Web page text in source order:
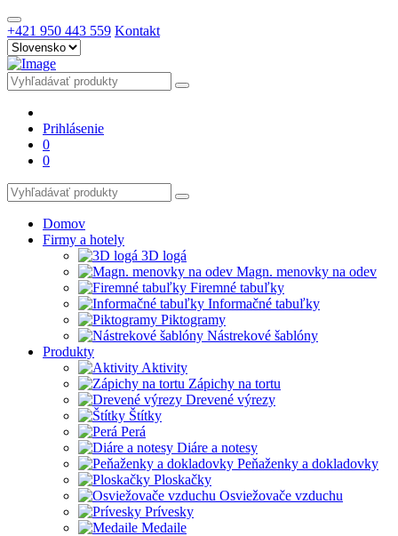
+421 950 443 559 Kontakt
Prihlásenie
0
0
Domov
Firmy a hotely
3D logá
Magn. menovky na odev
Firemné tabuľky
Informačné tabuľky
Piktogramy
Nástrekové šablóny
Produkty
Aktivity
Zápichy na tortu
Drevené výrezy
Štítky
Perá
Diáre a notesy
Peňaženky a dokladovky
Ploskačky
Osviežovače vzduchu
Prívesky
Medaile